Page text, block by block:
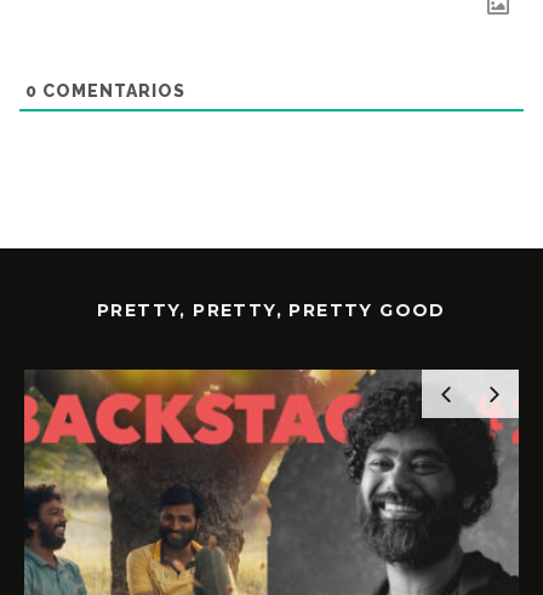
0 COMENTARIOS
PRETTY, PRETTY, PRETTY GOOD